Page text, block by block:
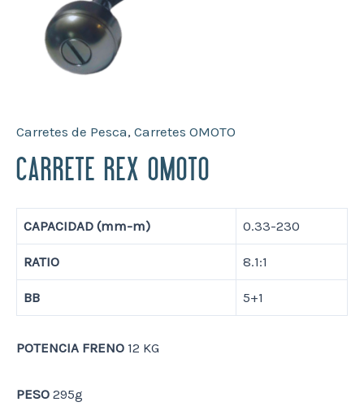
Carretes de Pesca, Carretes OMOTO
CARRETE REX OMOTO
CAPACIDAD (mm-m) 0.33-230
RATIO 8.1:1
BB 5+1
POTENCIA FRENO 12 KG
PESO 295g